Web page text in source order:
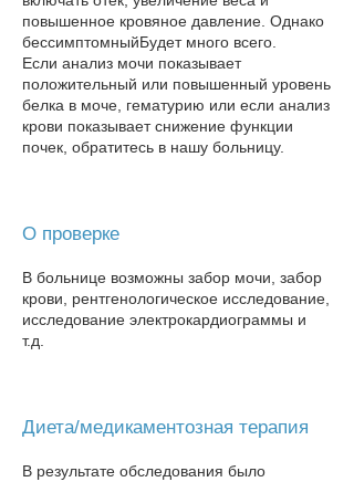
повышенное кровяное давление. Однако
бессимптомныйБудет много всего.
Если анализ мочи показывает
положительный или повышенный уровень
белка в моче, гематурию или если анализ
крови показывает снижение функции
почек, обратитесь в нашу больницу​.
О проверке
В больнице возможны забор мочи, забор
крови, рентгенологическое исследование,
исследование электрокардиограммы и
т.д.
Диета/медикаментозная терапия
В результате обследования было